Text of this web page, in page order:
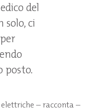
del
solo, ci
posto.
– racconta –